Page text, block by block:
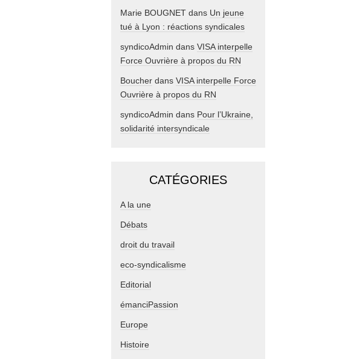
Marie BOUGNET dans Un jeune
tué à Lyon : réactions syndicales
syndicoAdmin dans VISA interpelle
Force Ouvrière à propos du RN
Boucher dans VISA interpelle Force
Ouvrière à propos du RN
syndicoAdmin dans Pour l’Ukraine,
solidarité intersyndicale
CATÉGORIES
A la une
Débats
droit du travail
eco-syndicalisme
Editorial
émanciPassion
Europe
Histoire